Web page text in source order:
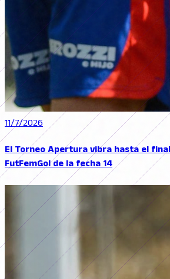
11/7/2026
El Torneo Apertura vibra hasta el
FutFemGol de la fecha 14